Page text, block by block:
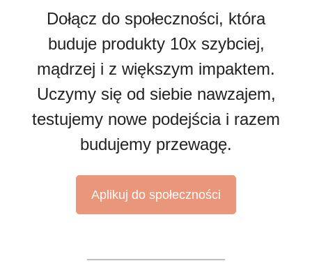
Dołącz do społeczności, która
buduje produkty 10x szybciej,
mądrzej i z większym impaktem.
Uczymy się od siebie nawzajem,
testujemy nowe podejścia i razem
budujemy przewagę.
Aplikuj do społeczności